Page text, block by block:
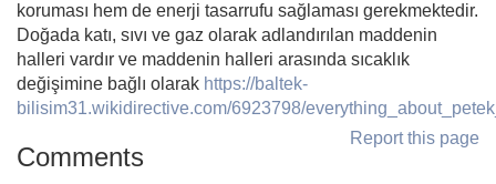
koruması hem de enerji tasarrufu sağlaması gerekmektedir.
Doğada katı, sıvı ve gaz olarak adlandırılan maddenin
halleri vardır ve maddenin halleri arasında sıcaklık
değişimine bağlı olarak https://baltek-
bilisim31.wikidirective.com/6923798/
Report this page
Comments